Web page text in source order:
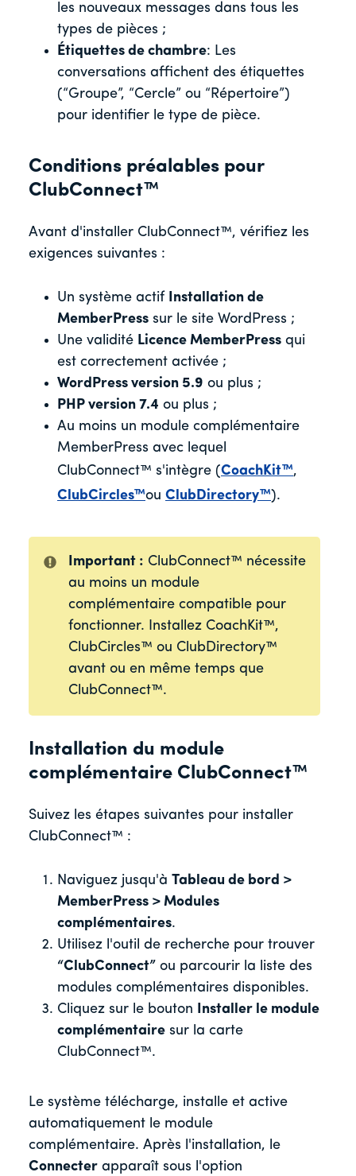
les nouveaux messages dans tous les
types de pièces ;
Étiquettes de chambre: Les
conversations affichent des étiquettes
(“Groupe”, “Cercle” ou “Répertoire”)
pour identifier le type de pièce.
Conditions préalables pour
ClubConnect™
Avant d'installer ClubConnect™, vérifiez les
exigences suivantes :
Un système actif Installation de
MemberPress sur le site WordPress ;
Une validité Licence MemberPress qui
est correctement activée ;
WordPress version 5.9 ou plus ;
PHP version 7.4 ou plus ;
Au moins un module complémentaire
MemberPress avec lequel
ClubConnect™ s'intègre (CoachKit™,
ClubCircles™ou ClubDirectory™).
Important : ClubConnect™ nécessite
au moins un module
complémentaire compatible pour
fonctionner. Installez CoachKit™,
ClubCircles™ ou ClubDirectory™
avant ou en même temps que
ClubConnect™.
Installation du module
complémentaire ClubConnect™
Suivez les étapes suivantes pour installer
ClubConnect™ :
Naviguez jusqu'à Tableau de bord >
MemberPress > Modules
complémentaires.
Utilisez l'outil de recherche pour trouver
“ClubConnect” ou parcourir la liste des
modules complémentaires disponibles.
Cliquez sur le bouton Installer le module
complémentaire sur la carte
ClubConnect™.
Le système télécharge, installe et active
automatiquement le module
complémentaire. Après l'installation, le
Connecter apparaît sous l'option